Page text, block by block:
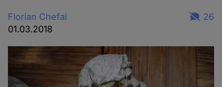
Florian Chefai
01.03.2018
26